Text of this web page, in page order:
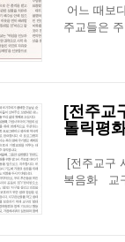
어느 때보
주교들은
[전주교
톨릭평
[전주교구
복음화 교